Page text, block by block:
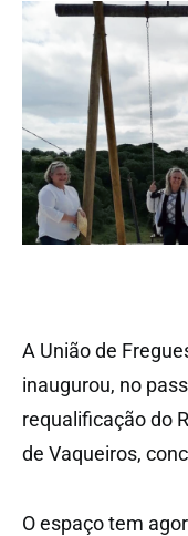
A União de
inaugurou, no
requalificação do
de Vaqueiros,
O espaço tem